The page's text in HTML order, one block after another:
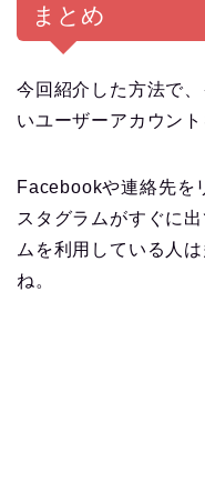
まとめ
今回紹介した方法で
いユーザーアカウン
Facebookや連絡先を
スタグラムがすぐに
ムを利用している人
ね。